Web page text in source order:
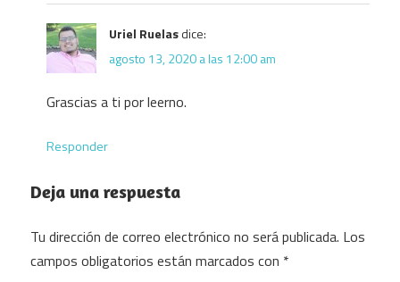
Uriel Ruelas dice:
agosto 13, 2020 a las 12:00 am
Grascias a ti por leerno.
Responder
Deja una respuesta
Tu dirección de correo electrónico no será publicada. Los
campos obligatorios están marcados con *